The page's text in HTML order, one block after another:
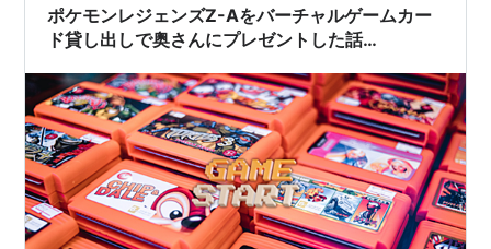
ポケモンレジェンズZ-Aをバーチャルゲームカー
ド貸し出しで奥さんにプレゼントした話
の恩恵】